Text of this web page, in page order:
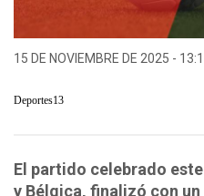
15 DE NOVIEMBRE DE 2025 -
Deportes13
El partido celebrado
y Bélgica, finalizó con